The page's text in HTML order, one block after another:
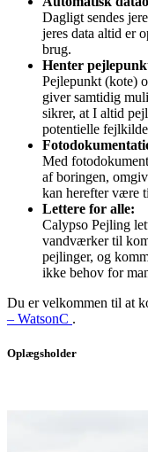
Dagligt sendes
jeres data altid er
brug.
Henter
Pejlepunkt (kote)
giver samtidig
sikrer, at I altid
potentielle
Med
af boringen,
kan herefter være
Lettere for alle:
Calypso Pejling
vandværker til
pejlinger, og
ikke behov for
Du er velkommen til at
– WatsonC .
Oplægsholder